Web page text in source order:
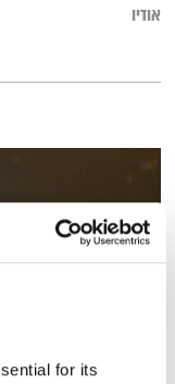
for its
אודיו